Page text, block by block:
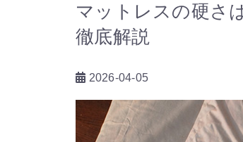
マットレスの硬さ
徹底解説
2026-04-05